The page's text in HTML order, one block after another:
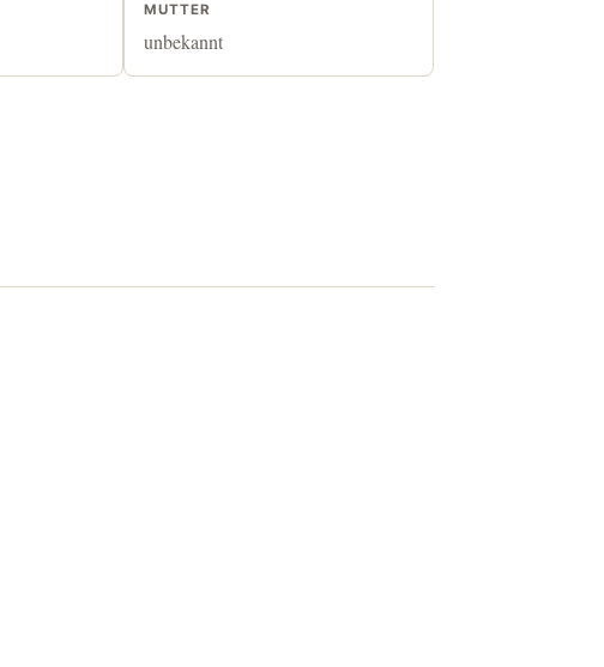
MUTTER
unbekannt